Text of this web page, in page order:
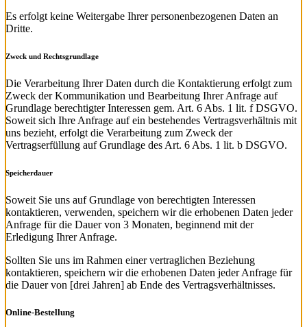
Es erfolgt keine Weitergabe Ihrer personenbezogenen Daten an
Dritte.
Zweck und Rechtsgrundlage
Die Verarbeitung Ihrer Daten durch die Kontaktierung erfolgt zum
Zweck der Kommunikation und Bearbeitung Ihrer Anfrage auf
Grundlage berechtigter Interessen gem. Art. 6 Abs. 1 lit. f DSGVO.
Soweit sich Ihre Anfrage auf ein bestehendes Vertragsverhältnis mit
uns bezieht, erfolgt die Verarbeitung zum Zweck der
Vertragserfüllung auf Grundlage des Art. 6 Abs. 1 lit. b DSGVO.
Speicherdauer
Soweit Sie uns auf Grundlage von berechtigten Interessen
kontaktieren, verwenden, speichern wir die erhobenen Daten jeder
Anfrage für die Dauer von 3 Monaten, beginnend mit der
Erledigung Ihrer Anfrage.
Sollten Sie uns im Rahmen einer vertraglichen Beziehung
kontaktieren, speichern wir die erhobenen Daten jeder Anfrage für
die Dauer von [drei Jahren] ab Ende des Vertragsverhältnisses.
Online-Bestellung